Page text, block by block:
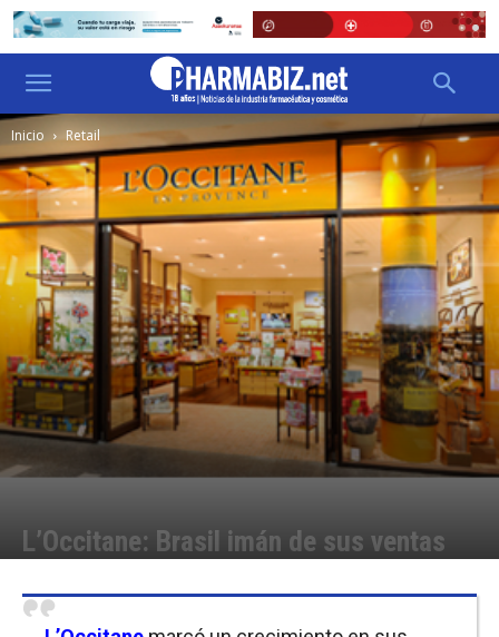
Inicio Retail
L’Occitane: Brasil imán de sus ventas